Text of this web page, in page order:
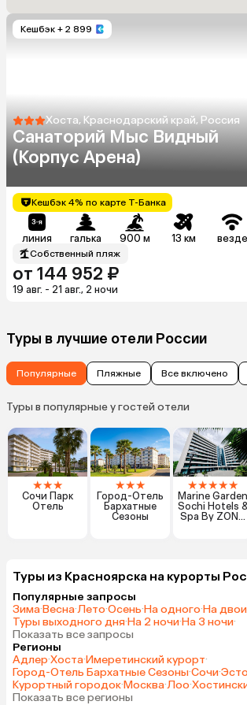
Кешбэк + 2 899
Хоста, Краснодарский край, Россия
Санаторий Мыс Видный
(Корпус Арена)
Кешбэк 4% по карте Т-Банка
линия галька 900 м 13 км везде
Собственный пляж
от 144 952 ₽
19 авг. - 21 авг., 2 ночи
Туры в лучшие отели России
Популярные Пляжные Все включено
Туры в популярные у гостей отели
★★★
Сочи Парк
Отель
★★★
Город-Отель
Бархатные
Сезоны
★★★★★
Marine Garden
Sochi Hotels &
Spa By ZONT
Туры из Красноярска на курорты
Популярные запросы
Зима·Весна·Лето·Осень·На одного·На
Туры выходного дня·На 2 ночи·На 3 ночи·
Показать все запросы
Регионы
Адлер·Хоста·Имеретинский курорт·
Город-Отель Бархатные Сезоны·Сочи·
Курортный городок·Москва·Лоо·
Показать все регионы